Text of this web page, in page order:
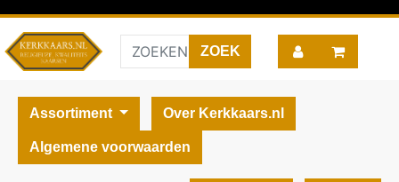
Assortiment Over Kerkkaars.nl
Algemene voorwaarden